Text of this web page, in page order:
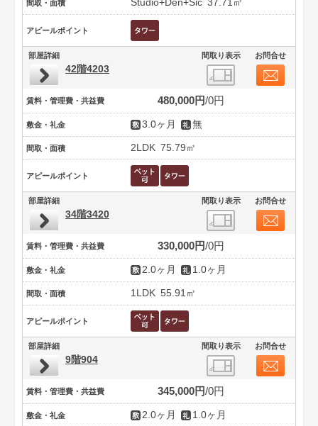
間取・面積 Studio+Den+Sic 37.71㎡
アピールポイント
部屋詳細 間取り表示 お問合せ
42階4203
賃料・管理費・共益費 480,000円 0円
敷金・礼金 3.0ヶ月 無
間取・面積 2LDK 75.79㎡
アピールポイント
部屋詳細 間取り表示 お問合せ
34階3420
賃料・管理費・共益費 330,000円 0円
敷金・礼金 2.0ヶ月 1.0ヶ月
間取・面積 1LDK 55.91㎡
アピールポイント
部屋詳細 間取り表示 お問合せ
9階904
賃料・管理費・共益費 345,000円 0円
敷金・礼金 2.0ヶ月 1.0ヶ月